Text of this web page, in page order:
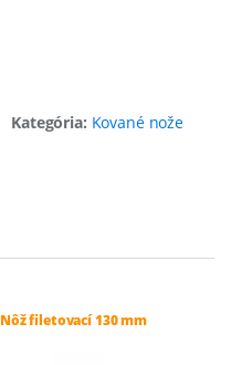
Kategória: Kované nože
Nôž filetovací 130 mm